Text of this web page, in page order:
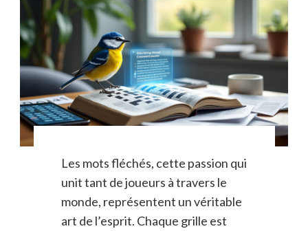
Les mots fléchés, cette passion qui
unit tant de joueurs à travers le
monde, représentent un véritable
art de l’esprit. Chaque grille est